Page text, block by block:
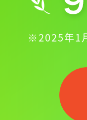
※2025年1